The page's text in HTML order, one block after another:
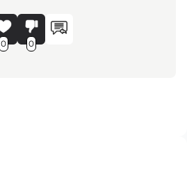
0 0